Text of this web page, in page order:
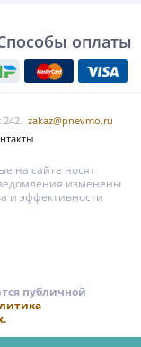
оплаты
zakaz@pnevmo.ru
на сайте носят
изменены
и эффективности
публичной